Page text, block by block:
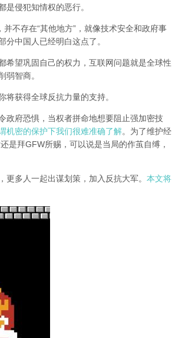
是侵犯知情权的恶行。
不存在“其他地方”，就像技术安全和政府事
中国人已经明白这点了。
希望巩固自己的权力，互联网问题就是全球性
弱智商。
获得全球反抗力量的支持。
政府恐惧，当权者拼命地想要阻止强加密技
机密的保护下我们很难准确了解。为了维护经
是拜GFW所赐，可以说是当局的作茧自缚，
多人一起出谋划策，加入反抗大军。 本文将